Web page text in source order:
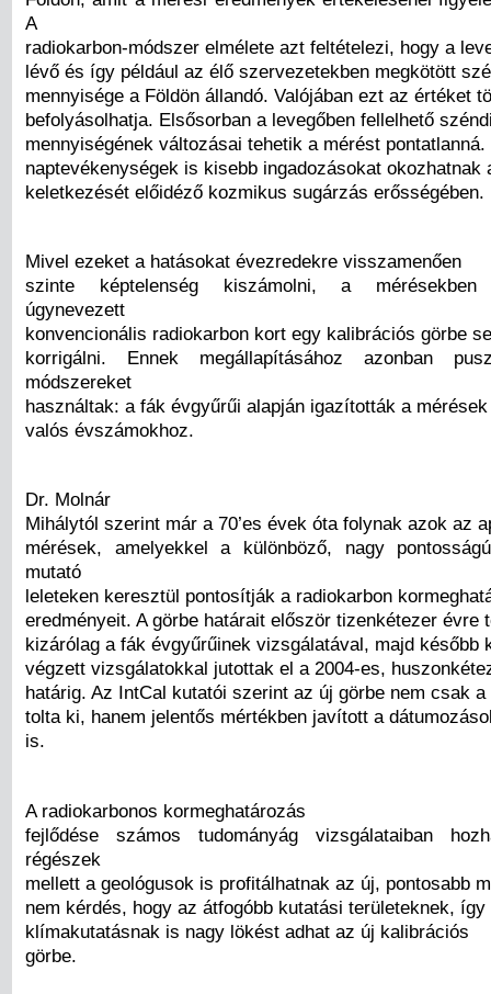
A
radiokarbon-módszer elmélete azt feltételezi, hogy a
lévő és így például az élő szervezetekben megkötött
mennyisége a Földön állandó. Valójában ezt az értéket
befolyásolhatja. Elsősorban a levegőben fellelhető
mennyiségének változásai tehetik a mérést
naptevékenységek is kisebb ingadozásokat okozhatnak
keletkezését előidéző kozmikus sugárzás erősségében.
Mivel ezeket a hatásokat évezredekre visszamenően
szinte képtelenség kiszámolni, a mérésekben
úgynevezett
konvencionális radiokarbon kort egy kalibrációs görbe
korrigálni. Ennek megállapításához azonban
módszereket
használtak: a fák évgyűrűi alapján igazították a
valós évszámokhoz.
Dr. Molnár
Mihálytól szerint már a 70’es évek óta folynak azok az
mérések, amelyekkel a különböző, nagy
mutató
leleteken keresztül pontosítják a radiokarbon
eredményeit. A görbe határait először tizenkétezer évre
kizárólag a fák évgyűrűinek vizsgálatával, majd később
végzett vizsgálatokkal jutottak el a 2004-es,
határig. Az IntCal kutatói szerint az új görbe nem csak
tolta ki, hanem jelentős mértékben javított a
is.
A radiokarbonos kormeghatározás
fejlődése számos tudományág vizsgálataiban
régészek
mellett a geológusok is profitálhatnak az új, pontosabb
nem kérdés, hogy az átfogóbb kutatási területeknek, így
klímakutatásnak is nagy lökést adhat az új kalibrációs
görbe.